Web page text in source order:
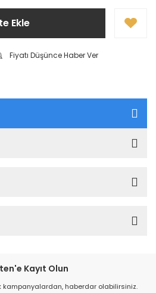
Ekle
Fiyatı Düşünce Haber Ver
Kayıt Olun
kampanyalardan, haberdar olabilirsiniz.